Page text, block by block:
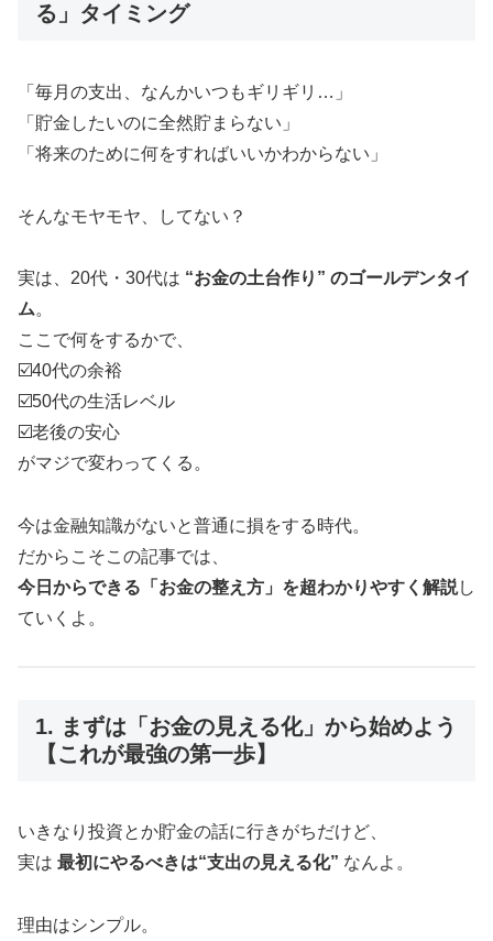
る」タイミング
「毎月の支出、なんかいつもギリギリ…」
「貯金したいのに全然貯まらない」
「将来のために何をすればいいかわからない」
そんなモヤモヤ、してない？
実は、20代・30代は “お金の土台作り” のゴールデンタイ
ム。
ここで何をするかで、
☑️40代の余裕
☑️50代の生活レベル
☑️老後の安心
がマジで変わってくる。
今は金融知識がないと普通に損をする時代。
だからこそこの記事では、
今日からできる「お金の整え方」を超わかりやすく解説し
ていくよ。
1. まずは「お金の見える化」から始めよう
【これが最強の第一歩】
いきなり投資とか貯金の話に行きがちだけど、
実は 最初にやるべきは“支出の見える化” なんよ。
理由はシンプル。